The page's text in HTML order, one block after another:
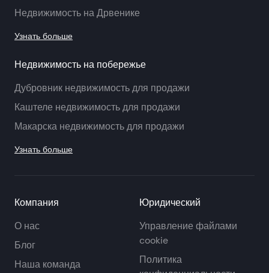
Недвижимость на Дрвенике
Узнать больше
Недвижимость на побережье
Дубровник недвижимость для продажи
Каштеле недвижимость для продажи
Макарска недвижимость для продажи
Узнать больше
Компания
О нас
Блог
Наша команда
Юридический
Управление файлами
cookie
Политика